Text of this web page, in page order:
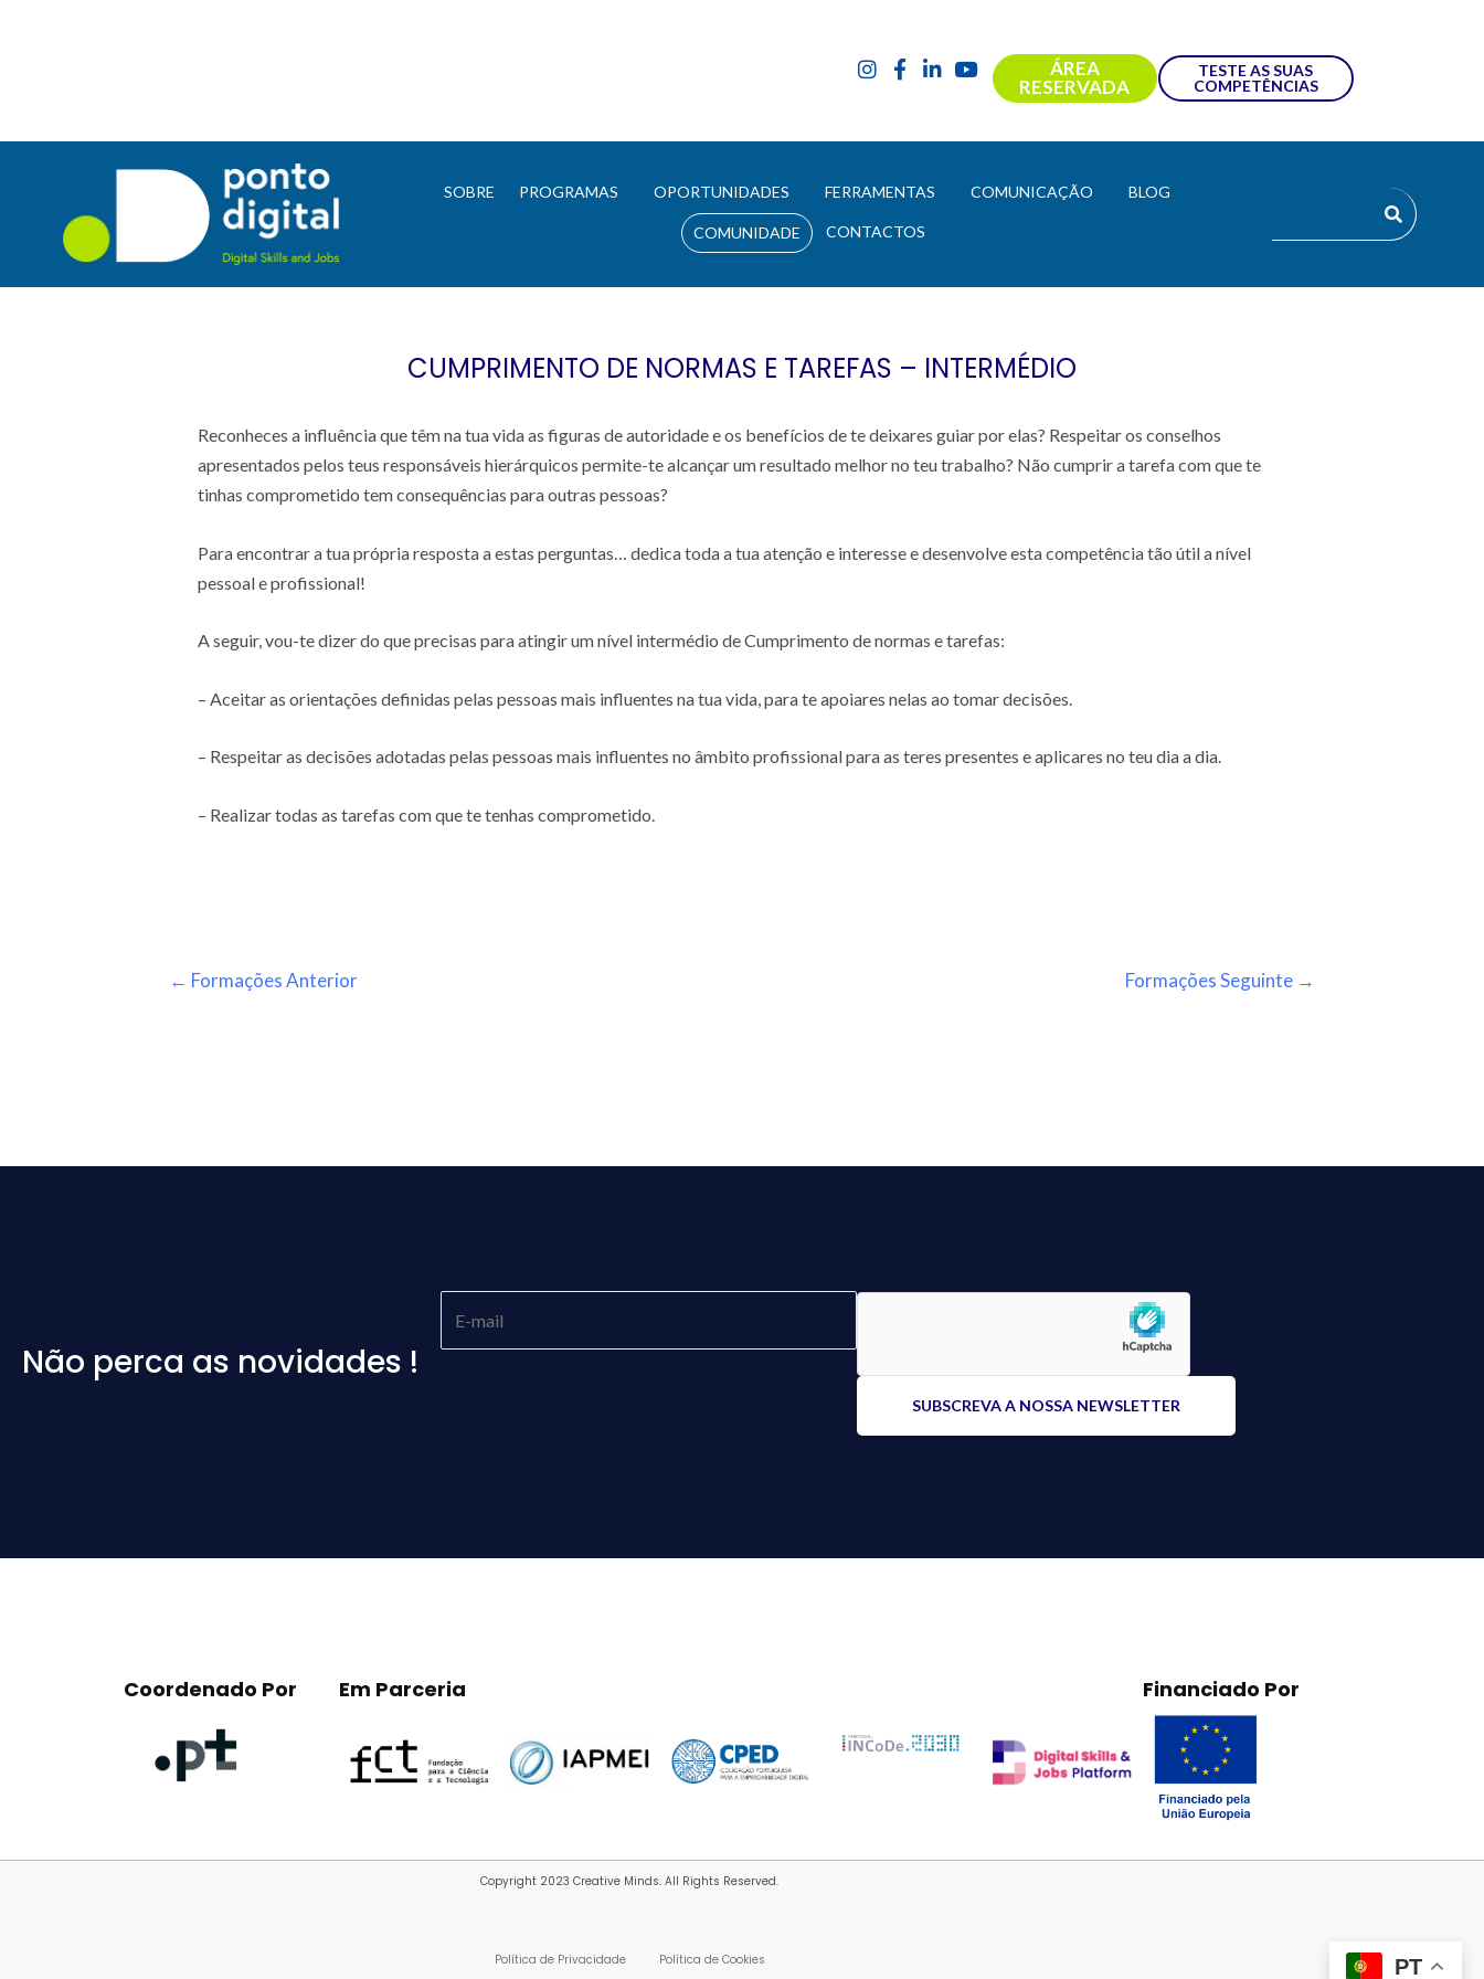
ÁREA
RESERVADA
TESTE AS SUAS
COMPETÊNCIAS
SOBRE PROGRAMAS OPORTUNIDADES FERRAMENTAS COMUNICAÇÃO BLOG
COMUNIDADE CONTACTOS
CUMPRIMENTO DE NORMAS E TAREFAS – INTERMÉDIO
Reconheces a influência que têm na tua vida as figuras de autoridade e os benefícios de te deixares guiar por elas? Respeitar os conselhos
apresentados pelos teus responsáveis hierárquicos permite-te alcançar um resultado melhor no teu trabalho? Não cumprir a tarefa com que te
tinhas comprometido tem consequências para outras pessoas?
Para encontrar a tua própria resposta a estas perguntas… dedica toda a tua atenção e interesse e desenvolve esta competência tão útil a nível
pessoal e profissional!
A seguir, vou-te dizer do que precisas para atingir um nível intermédio de Cumprimento de normas e tarefas:
– Aceitar as orientações definidas pelas pessoas mais influentes na tua vida, para te apoiares nelas ao tomar decisões.
– Respeitar as decisões adotadas pelas pessoas mais influentes no âmbito profissional para as teres presentes e aplicares no teu dia a dia.
– Realizar todas as tarefas com que te tenhas comprometido.
← Formações Anterior Formações Seguinte →
Não perca as novidades !
Coordenado Por Em Parceria Financiado Por
Copyright 2023 Creative Minds. All Rights Reserved.
Política de Privacidade Política de Cookies PT